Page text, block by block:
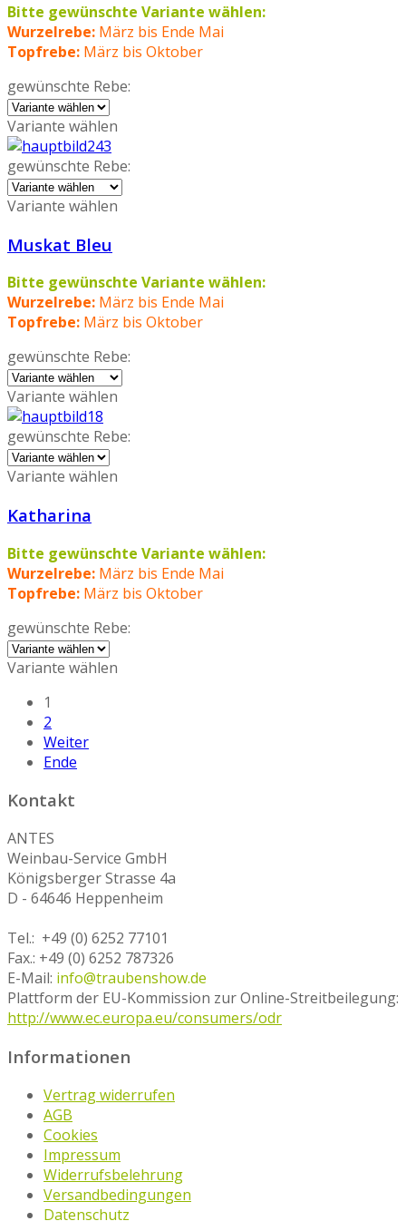
Bitte gewünschte Variante wählen:
Wurzelrebe: März bis Ende Mai
Topfrebe: März bis Oktober
gewünschte Rebe:
Variante wählen
gewünschte Rebe:
Variante wählen
Muskat Bleu
Bitte gewünschte Variante wählen:
Wurzelrebe: März bis Ende Mai
Topfrebe: März bis Oktober
gewünschte Rebe:
Variante wählen
gewünschte Rebe:
Variante wählen
Katharina
Bitte gewünschte Variante wählen:
Wurzelrebe: März bis Ende Mai
Topfrebe: März bis Oktober
gewünschte Rebe:
Variante wählen
1
2
Weiter
Ende
Kontakt
ANTES
Weinbau-Service GmbH
Königsberger Strasse 4a
D - 64646 Heppenheim
Tel.: +49 (0) 6252 77101
Fax.: +49 (0) 6252 787326
E-Mail: info@traubenshow.de
Plattform der EU-Kommission zur Online-Streitbeilegung:
http://www.ec.europa.eu/consumers/odr
Informationen
Vertrag widerrufen
AGB
Cookies
Impressum
Widerrufsbelehrung
Versandbedingungen
Datenschutz